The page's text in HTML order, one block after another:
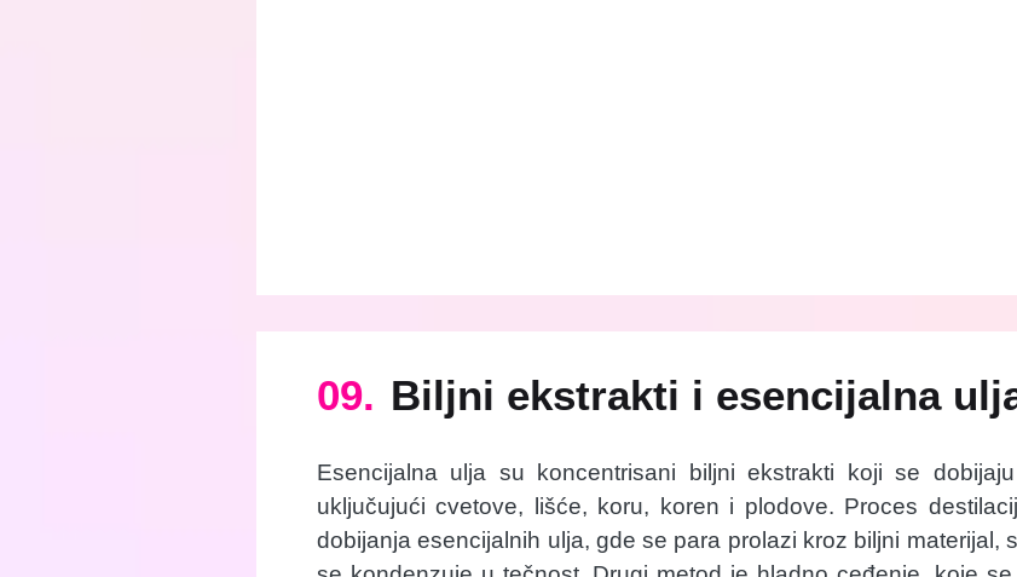
09. Biljni ekstrakti i esencijalna
Esencijalna ulja su koncentrisani biljni ekstrakti koji se
uključujući cvetove, lišće, koru, koren i plodove. Proces
dobijanja esencijalnih ulja, gde se para prolazi kroz biljni materijal,